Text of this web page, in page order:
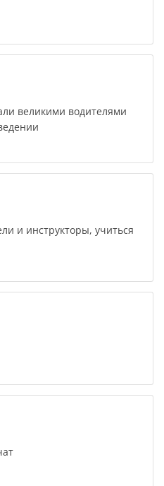
великими водителями
и инструкторы, учиться